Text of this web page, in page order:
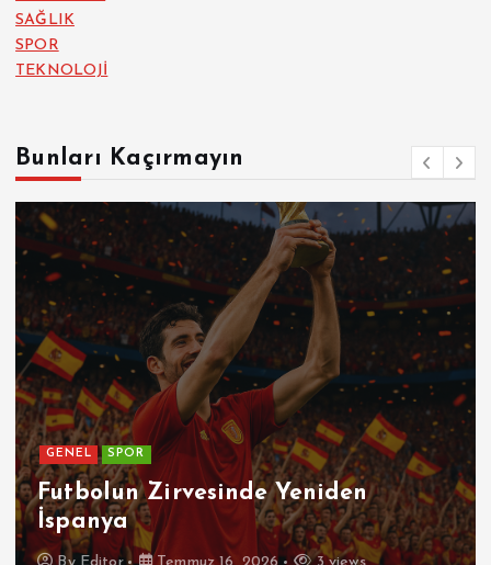
SAĞLIK
SPOR
TEKNOLOJİ
Bunları Kaçırmayın
GENEL SPOR
Futbolun Zirvesinde Yeniden
İspanya